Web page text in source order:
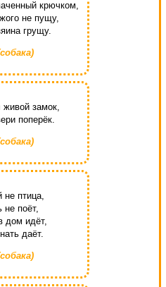
крючком,
не пущу,
грущу.
живой замок,
поперёк.
не птица,
не поёт,
дом идёт,
даёт.